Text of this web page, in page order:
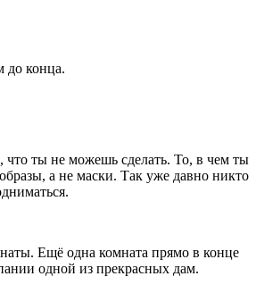
до конца.
что ты не можешь сделать. То, в чем ты
а не маски. Так уже давно никто
Ещё одна комната прямо в конце
одной из прекрасных дам.